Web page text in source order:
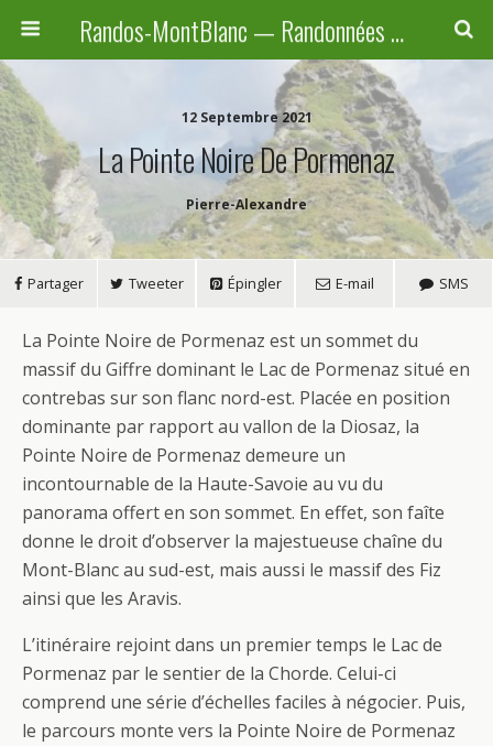
Randos-MontBlanc — Randonnées pédestres familiales en Haute-Savoie, Suisse et Italie
12 Septembre 2021
La Pointe Noire De Pormenaz
Pierre-Alexandre
Partager Tweeter Épingler E-mail SMS
La Pointe Noire de Pormenaz est un sommet du
massif du Giffre dominant le Lac de Pormenaz situé en
contrebas sur son flanc nord-est. Placée en position
dominante par rapport au vallon de la Diosaz, la
Pointe Noire de Pormenaz demeure un
incontournable de la Haute-Savoie au vu du
panorama offert en son sommet. En effet, son faîte
donne le droit d’observer la majestueuse chaîne du
Mont-Blanc au sud-est, mais aussi le massif des Fiz
ainsi que les Aravis.
L’itinéraire rejoint dans un premier temps le Lac de
Pormenaz par le sentier de la Chorde. Celui-ci
comprend une série d’échelles faciles à négocier. Puis,
le parcours monte vers la Pointe Noire de Pormenaz